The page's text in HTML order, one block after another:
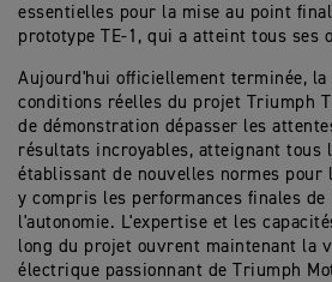
essentielles pour la mise au point
prototype TE-1, qui a atteint tous ses
Aujourd'hui officiellement terminée, la
conditions réelles du projet Triumph
de démonstration dépasser les
résultats incroyables, atteignant tous
établissant de nouvelles normes pour
y compris les performances finales
l'autonomie. L'expertise et les
long du projet ouvrent maintenant la
électrique passionnant de Triumph